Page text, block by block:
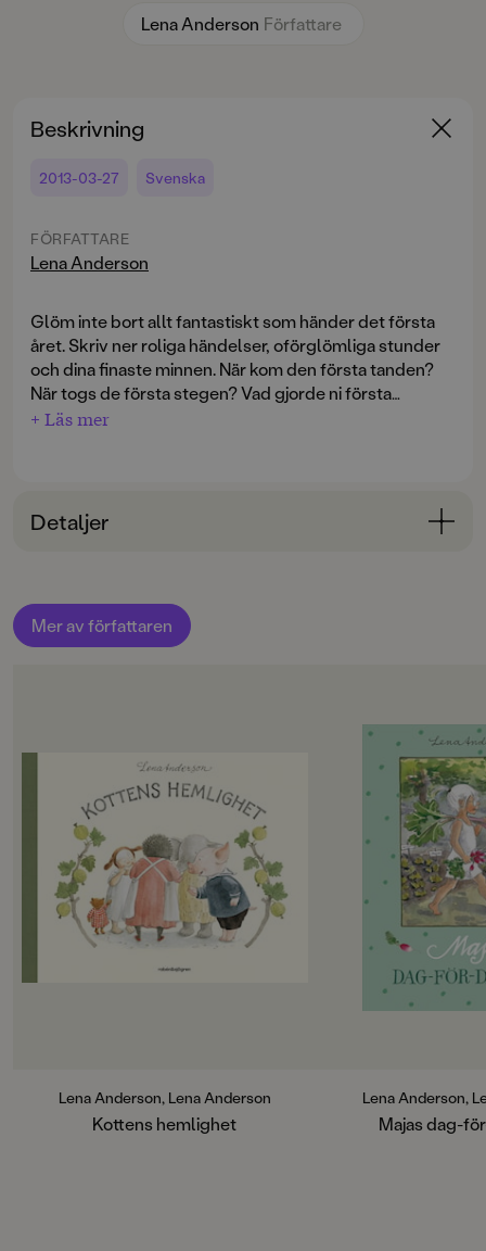
Lena Anderson Författare
Beskrivning
2013-03-27 Svenska
FÖRFATTARE
Lena Anderson
Glöm inte bort allt fantastiskt som händer det första
året. Skriv ner roliga händelser, oförglömliga stunder
och dina finaste minnen. När kom den första tanden?
När togs de första stegen? Vad gjorde ni första
sommaren?
nygjorda, helt bedårande bilder av Lena Anderson, en
av våra allra käraste barnboksskapare. Förutom Lilla
Mollan. Boken innehåller även ett stort kuvert att
samla bilder, urklipp och fotografier i.
+ Läs mer
Detaljer
ORIGINALSPRÅK
Svenska
Produktion
PAPPER
Matt/Silk bestruket
MILJÖMÄRKNING
ISBN
9789129686425
Mer av författaren
Lena Anderson, Lena Anderson
Kottens hemlighet
OM BOKEN
Maja är en av Lena
älskade figurer. Nu
efterlängtade
Det här är inte en
att skriva i! Det
plats att notera
ihåg och annat
under ett helt år.
med glada, roliga
En bedårande
Lena Anderson,
Majas dag-